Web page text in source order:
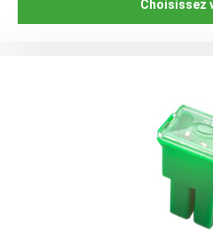
Choisissez